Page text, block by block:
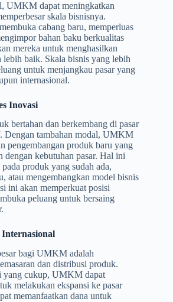
UMKM dapat meningkatkan
skala bisnisnya.
cabang baru, memperluas
bahan baku berkualitas
mereka untuk menghasilkan
baik. Skala bisnis yang lebih
untuk menjangkau pasar yang
internasional.
Inovasi
bertahan dan berkembang di pasar
Dengan tambahan modal, UMKM
pengembangan produk baru yang
dengan kebutuhan pasar. Hal ini
produk yang sudah ada,
atau mengembangkan model bisnis
ini akan memperkuat posisi
peluang untuk bersaing
bagi UMKM adalah
dan distribusi produk.
yang cukup, UMKM dapat
melakukan ekspansi ke pasar
memanfaatkan dana untuk